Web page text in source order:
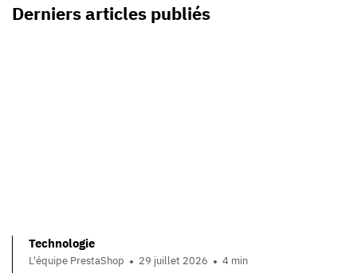
Derniers articles publiés
Technologie
L'équipe PrestaShop 29 juillet 2026 4 min